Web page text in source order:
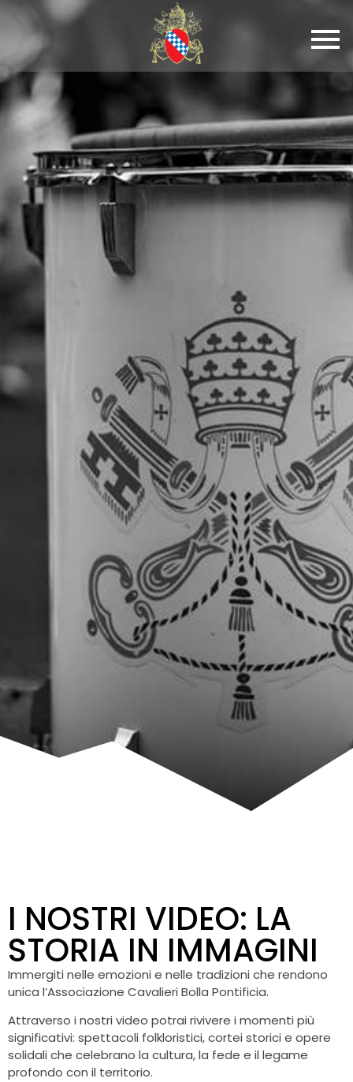
I NOSTRI VIDEO: LA
STORIA IN IMMAGINI
Immergiti nelle emozioni e nelle tradizioni che rendono
unica l’Associazione Cavalieri Bolla Pontificia.
Attraverso i nostri video potrai rivivere i momenti più
significativi: spettacoli folkloristici, cortei storici e opere
solidali che celebrano la cultura, la fede e il legame
profondo con il territorio.